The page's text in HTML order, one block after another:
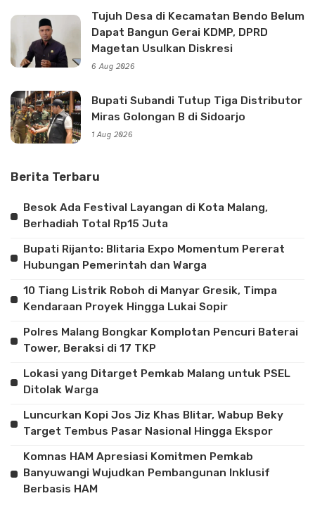
Tujuh Desa di Kecamatan Bendo Belum
Dapat Bangun Gerai KDMP, DPRD
Magetan Usulkan Diskresi
6 Aug 2026
Bupati Subandi Tutup Tiga Distributor
Miras Golongan B di Sidoarjo
1 Aug 2026
Berita Terbaru
Besok Ada Festival Layangan di Kota Malang,
Berhadiah Total Rp15 Juta
Bupati Rijanto: Blitaria Expo Momentum Pererat
Hubungan Pemerintah dan Warga
10 Tiang Listrik Roboh di Manyar Gresik, Timpa
Kendaraan Proyek Hingga Lukai Sopir
Polres Malang Bongkar Komplotan Pencuri Baterai
Tower, Beraksi di 17 TKP
Lokasi yang Ditarget Pemkab Malang untuk PSEL
Ditolak Warga
Luncurkan Kopi Jos Jiz Khas Blitar, Wabup Beky
Target Tembus Pasar Nasional Hingga Ekspor
Komnas HAM Apresiasi Komitmen Pemkab
Banyuwangi Wujudkan Pembangunan Inklusif
Berbasis HAM